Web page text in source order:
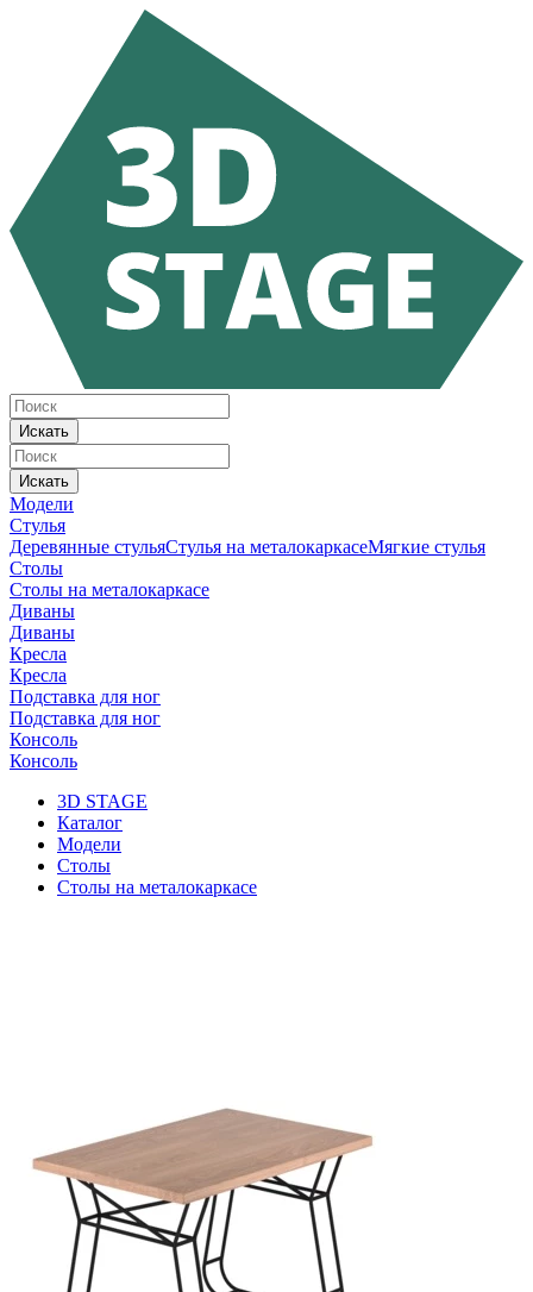
Искать
Искать
Модели
Стулья
Деревянные стульяСтулья на металокаркасеМягкие стулья
Столы
Столы на металокаркасе
Диваны
Диваны
Кресла
Кресла
Подставка для ног
Подставка для ног
Консоль
Консоль
3D STAGE
Каталог
Модели
Столы
Столы на металокаркасе